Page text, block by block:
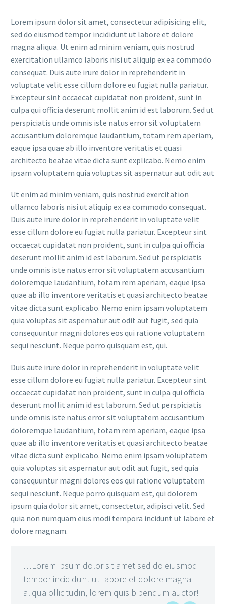
Lorem ipsum dolor sit amet, consectetur adipisicing elit,
sed do eiusmod tempor incididunt ut labore et dolore
magna aliqua. Ut enim ad minim veniam, quis nostrud
exercitation ullamco laboris nisi ut aliquip ex ea commodo
consequat. Duis aute irure dolor in reprehenderit in
voluptate velit esse cillum dolore eu fugiat nulla pariatur.
Excepteur sint occaecat cupidatat non proident, sunt in
culpa qui officia deserunt mollit anim id est laborum. Sed ut
perspiciatis unde omnis iste natus error sit voluptatem
accusantium doloremque laudantium, totam rem aperiam,
eaque ipsa quae ab illo inventore veritatis et quasi
architecto beatae vitae dicta sunt explicabo. Nemo enim
ipsam voluptatem quia voluptas sit aspernatur aut odit aut
Ut enim ad minim veniam, quis nostrud exercitation
ullamco laboris nisi ut aliquip ex ea commodo consequat.
Duis aute irure dolor in reprehenderit in voluptate velit
esse cillum dolore eu fugiat nulla pariatur. Excepteur sint
occaecat cupidatat non proident, sunt in culpa qui officia
deserunt mollit anim id est laborum. Sed ut perspiciatis
unde omnis iste natus error sit voluptatem accusantium
doloremque laudantium, totam rem aperiam, eaque ipsa
quae ab illo inventore veritatis et quasi architecto beatae
vitae dicta sunt explicabo. Nemo enim ipsam voluptatem
quia voluptas sit aspernatur aut odit aut fugit, sed quia
consequuntur magni dolores eos qui ratione voluptatem
sequi nesciunt. Neque porro quisquam est, qui.
Duis aute irure dolor in reprehenderit in voluptate velit
esse cillum dolore eu fugiat nulla pariatur. Excepteur sint
occaecat cupidatat non proident, sunt in culpa qui officia
deserunt mollit anim id est laborum. Sed ut perspiciatis
unde omnis iste natus error sit voluptatem accusantium
doloremque laudantium, totam rem aperiam, eaque ipsa
quae ab illo inventore veritatis et quasi architecto beatae
vitae dicta sunt explicabo. Nemo enim ipsam voluptatem
quia voluptas sit aspernatur aut odit aut fugit, sed quia
consequuntur magni dolores eos qui ratione voluptatem
sequi nesciunt. Neque porro quisquam est, qui dolorem
ipsum quia dolor sit amet, consectetur, adipisci velit. Sed
quia non numquam eius modi tempora incidunt ut labore et
dolore magnam.
…Lorem ipsum dolor sit amet sed do eiusmod
tempor incididunt ut labore et dolore magna
aliqua ollicitudin, lorem quis bibendum auctor!